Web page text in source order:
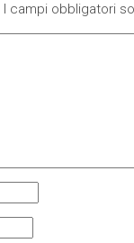
I campi obbligatori